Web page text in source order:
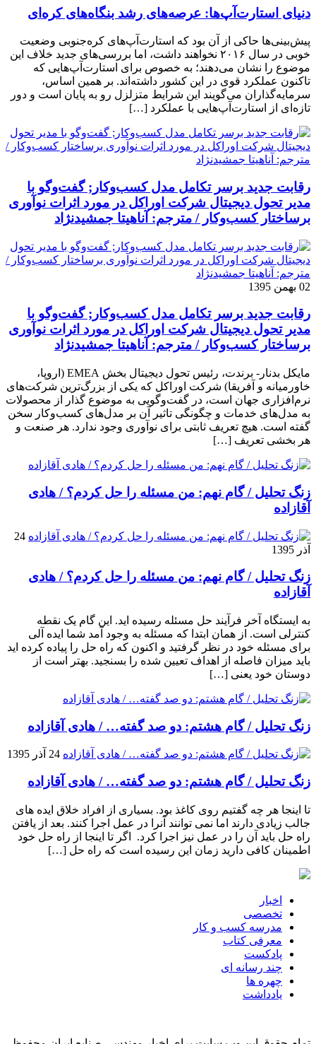
دنیای استارت‌آپ‌ها: عرصه‌های رشد بنگاه‌های کره‌ای‌
پیش‌بینی‌ها حاکی از آن بود که استارت‌آپ‌های کره‌جنوبی وضعیت
خوبی در سال ۲۰۱۶ نخواهند داشت، اما بررسی‌های جدید خلاف این
موضوع را نشان می‌دهند؛ به خصوص برای استارت‌آپ‌هایی که
تاکنون عملکرد قوی در این کشور داشته‌اند. بر همین اساس،
سرمایه‌گذاران می‌گویند این شرایط متزلزل رو به پایان است و دور
تازه‌ای از استارت‌آپ‌هایی با عملکرد […]
رقابت جدید برسر تکامل مدل کسب‌و‌کار; گفت‌وگو با
مدیر تحول دیجیتال شرکت اوراکل در مورد اثرات نوآوری
برساختار کسب‌وکار / مترجم: آناهیتا جمشیدنژاد
02 بهمن 1395
رقابت جدید برسر تکامل مدل کسب‌و‌کار; گفت‌وگو با
مدیر تحول دیجیتال شرکت اوراکل در مورد اثرات نوآوری
برساختار کسب‌وکار / مترجم: آناهیتا جمشیدنژاد
مایکل بدنار- برندت، رئیس تحول دیجیتال بخش EMEA (اروپا،
خاورمیانه و آفریقا) شرکت اوراکل که یکی از بزرگ‌ترین شرکت‌های
نرم‌افزاری جهان است، در گفت‌وگویی به موضوع گذار از محصولات
به مدل‌های خدمات و چگونگی تاثیر آن بر مدل‌های کسب‌و‌کار سخن
گفته است. هیچ تعریف ثابتی برای نوآوری وجود ندارد. هر صنعت و
هر بخشی تعریف […]
زنگ تحلیل / گام نهم: من مسئله را حل کردم؟ / هادی
آقازاده
24
آذر 1395
زنگ تحلیل / گام نهم: من مسئله را حل کردم؟ / هادی
آقازاده
به ایستگاه آخر فرآیند حل مسئله رسیده اید. این گام یک نقطه
کنترلی است. از همان ابتدا که مسئله به وجود آمد شما ایده آلی
برای مسئله خود در نظر گرفتید و اکنون که راه حل را پیاده کرده اید
باید میزان فاصله از اهداف تعیین شده را بسنجید. بهتر است از
دوستان خود یعنی […]
زنگ تحلیل / گام هشتم: دو صد گفته… / هادی آقازاده
24 آذر 1395
زنگ تحلیل / گام هشتم: دو صد گفته… / هادی آقازاده
تا اینجا هر چه گفتیم روی کاغذ بود. بسیاری از افراد خلاق ایده های
جالب زیادی دارند اما نمی توانند آنرا در عمل اجرا کنند. بعد از یافتن
راه حل باید آن را در عمل نیز اجرا کرد. اگر تا اینجا از راه حل خود
اطمینان کافی دارید زمان این رسیده است که راه حل […]
اخبار
تخصصی
مدرسه کسب و کار
معرفی کتاب
پادکست
چند رسانه ای
چهره ها
یادداشت